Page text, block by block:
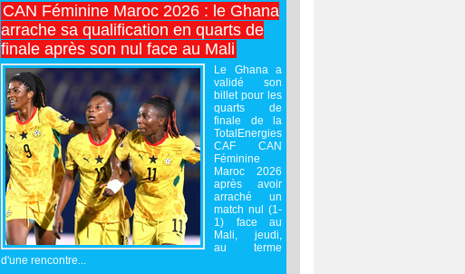
CAN Féminine Maroc 2026 : le Ghana
arrache sa qualification en quarts de
finale après son nul face au Mali
Le Ghana a
validé son
billet pour les
quarts de
finale de la
TotalEnergies
CAF CAN
Féminine
Maroc 2026
après avoir
arraché un
match nul (1-
1) face au
Mali, jeudi,
au terme
d'une rencontre...